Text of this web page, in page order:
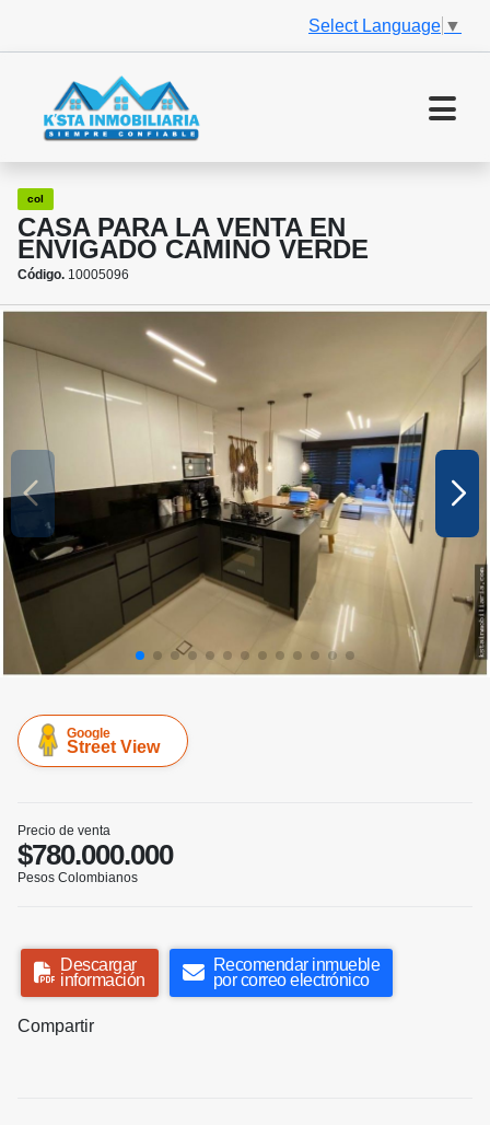
Select Language ▼
col
CASA PARA LA VENTA EN
ENVIGADO CAMINO VERDE
Código. 10005096
Google
Street View
Precio de venta
$780.000.000
Pesos Colombianos
Descargar
información
Recomendar inmueble
por correo electrónico
Compartir